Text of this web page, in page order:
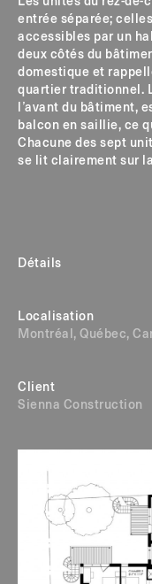
entrée séparée;
accessibles par un
deux côtés du
domestique et
quartier traditionnel.
l’avant du bâtiment,
balcon en saillie, ce
Chacune des sept
se lit clairement sur
Détails
Localisation
Montréal, Québec,
Client
Sienna Construction